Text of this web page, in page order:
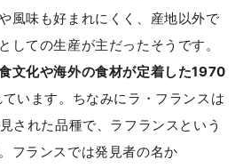
風味も好まれにくく、産地以外で
しての生産が主だったそうです。
文化や海外の食材が定着した1970
います。ちなみにラ・フランスは
された品種で、ラフランスという
フランスでは発見者の名か